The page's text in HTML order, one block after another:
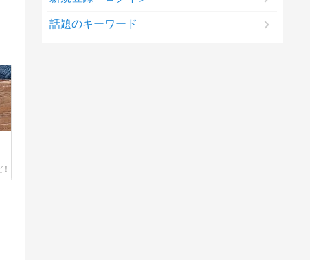
話題のキーワード